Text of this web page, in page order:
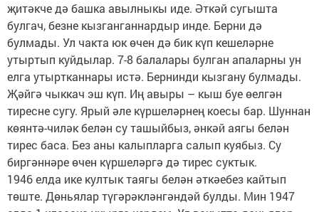
җитәкче дә башка авылныкы иде. Әткәй сугышта
булгач, безне кызганганнардыр инде. Берни дә
булмады. Ул чакта юк өчен дә бик күп кешеләрне
утыртып куйдылар. 7-8 балалары булган апаларны ун
елга утыртканнары истә. Бернинди кызгану булмады.
Җәйгә чыккач эш күп. Иң авыры – кыш буе өелгән
тиресне сугу. Ярый әле күршеләрнең коесы бар. Шуннан
көянтә-чиләк белән су ташыйбыз, әнкәй аягы белән
тирес баса. Без аны калыпларга салып куябыз. Су
биргәннәре өчен күршеләргә дә тирес суктык.
1946 елда ике култык таягы белән әткәебез кайтып
төште. Дөньялар түгәрәкләнгәндәй булды. Мин 1947